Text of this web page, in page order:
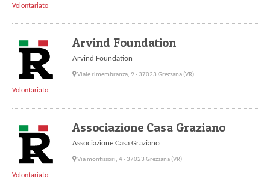
Volontariato
Arvind Foundation
Arvind Foundation
Viale rimembranza, 9 - 37023 Grezzana (VR)
Volontariato
Associazione Casa Graziano
Associazione Casa Graziano
Via montissori, 4 - 37023 Grezzana (VR)
Volontariato